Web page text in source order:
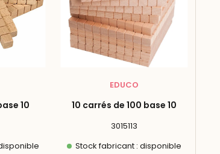
10
EDUCO
10 carrés de 100 base 10
3015113
Stock fabricant : disponible